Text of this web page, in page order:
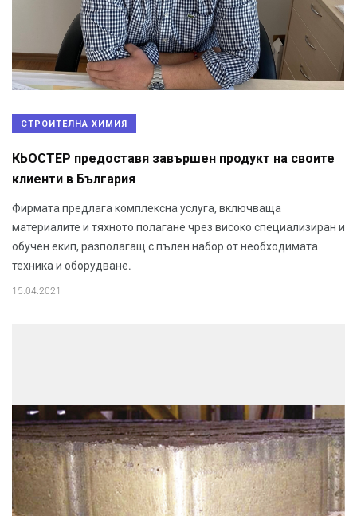
СТРОИТЕЛНА ХИМИЯ
КЬОСТЕР предоставя завършен продукт на своите
клиенти в България
Фирмата предлага комплексна услуга, включваща
материалите и тяхното полагане чрез високо специализиран и
обучен екип, разполагащ с пълен набор от необходимата
техника и оборудване.
15.04.2021